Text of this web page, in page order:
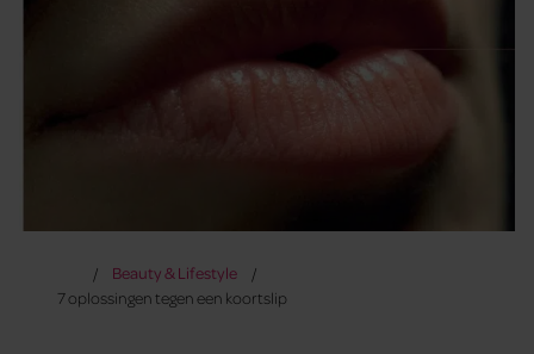
Beauty & Lifestyle
7 oplossingen tegen een koortslip